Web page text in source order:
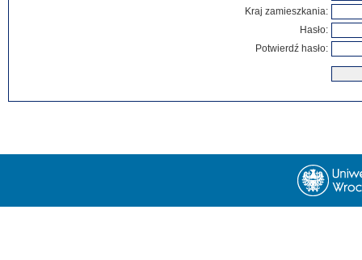
Kraj zamieszkania:
Hasło:
Potwierdź hasło: